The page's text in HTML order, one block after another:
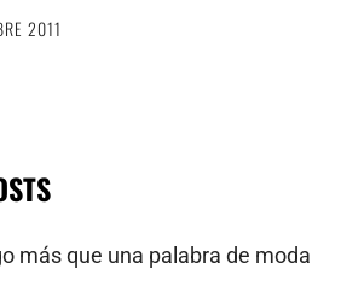
2011
más que una palabra de moda